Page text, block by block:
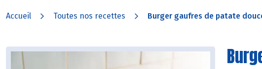
Accueil Toutes nos recettes Burger gaufres de patate